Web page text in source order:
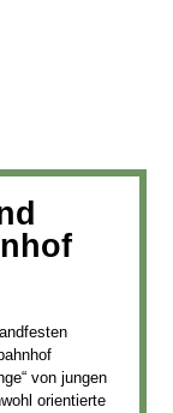
von jungen
orientierte